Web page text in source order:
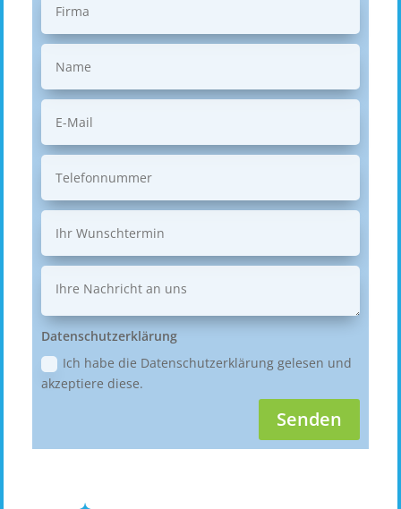
Datenschutzerklärung
Ich habe die Datenschutzerklärung gelesen und
akzeptiere diese.
Senden